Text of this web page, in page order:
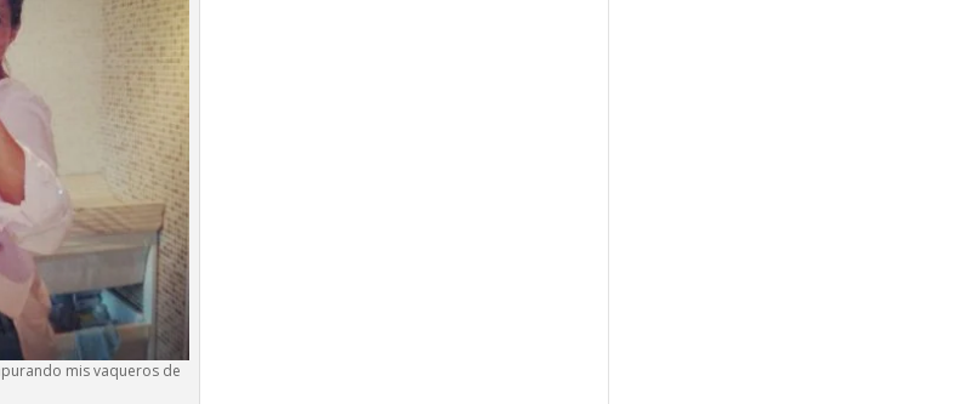
mis vaqueros de